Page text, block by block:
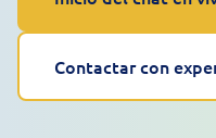
Contactar con